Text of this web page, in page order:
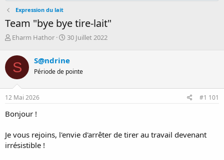
Expression du lait
Team "bye bye tire-lait"
D
m
a
r
r
é
e
a
Eharm Hathor
D
e
d
d
30 Juillet 2022
S S@ndrine
Période de pointe
12 Mai 2026 #1 101
Bonjour !
Je vous rejoins, l'envie d'arrêter de tirer au travail devenant
irrésistible !